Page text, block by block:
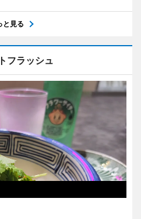
と見る
フラッシュ